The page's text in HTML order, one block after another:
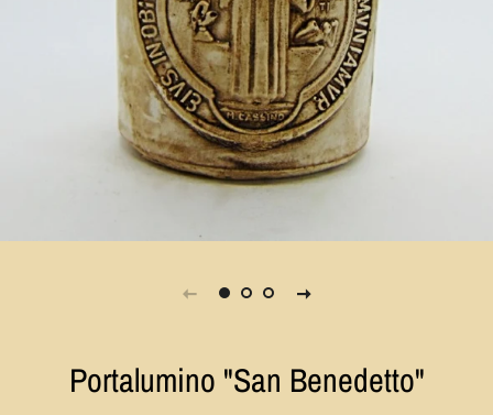
Portalumino "San Benedetto"